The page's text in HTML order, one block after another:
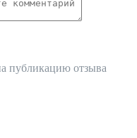
публикацию отзыва